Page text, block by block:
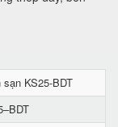
KS25-BDT